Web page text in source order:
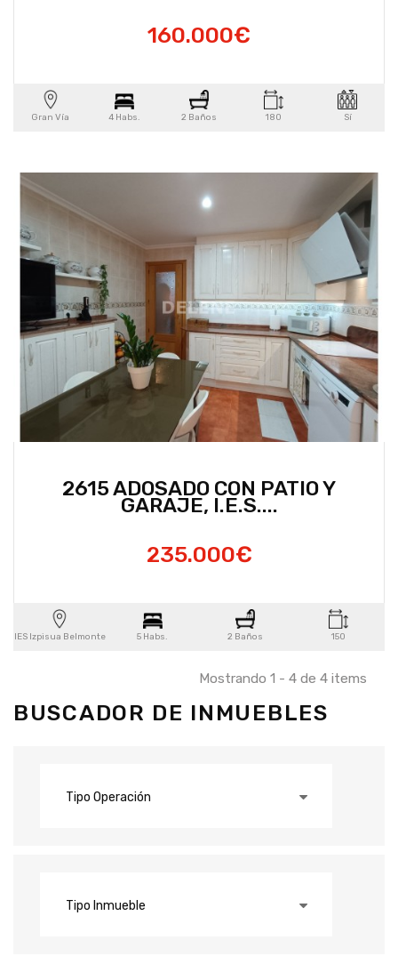
160.000€
Gran Vía 4 Habs. 2 Baños 180 Sí
2615 ADOSADO CON PATIO Y
GARAJE, I.E.S....
235.000€
IES Izpisua Belmonte 5 Habs. 2 Baños 150
Mostrando 1 - 4 de 4 items
BUSCADOR DE INMUEBLES
Tipo Operación
Tipo Inmueble